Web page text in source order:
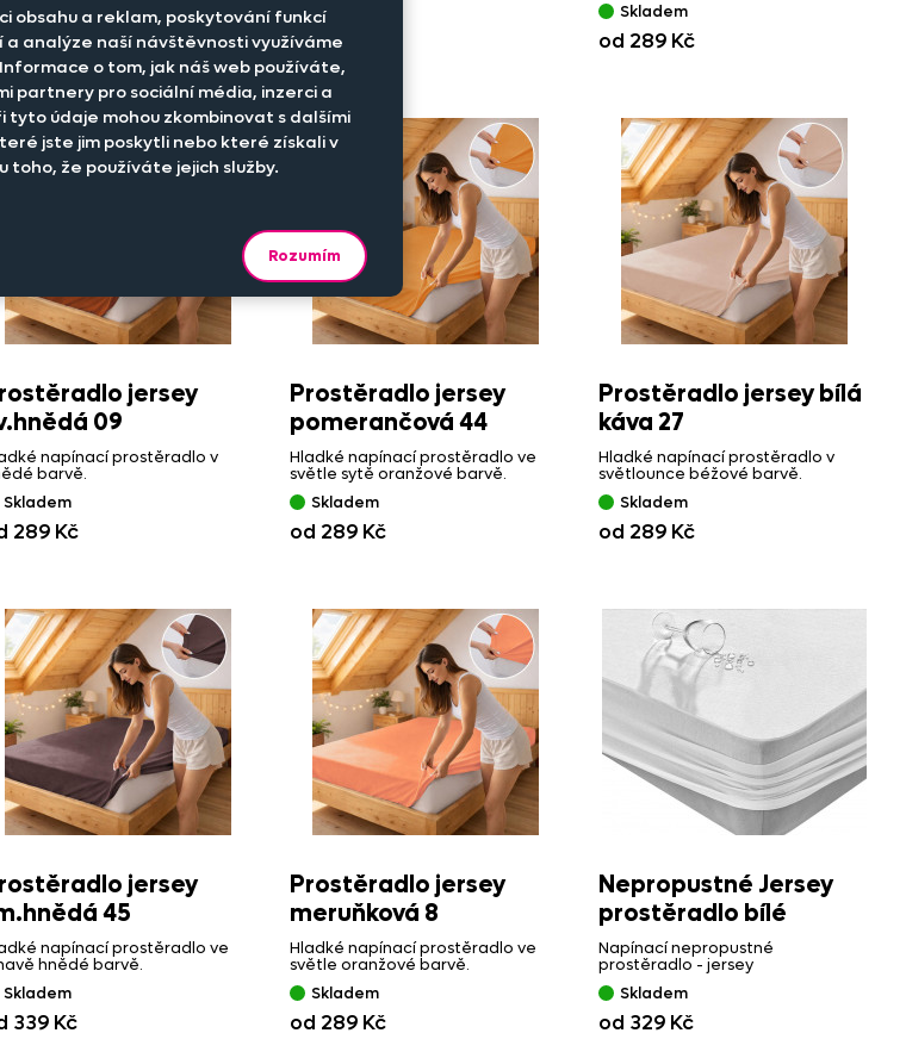
Skladem
289 Kč
Skladem
od 289 Kč
Skladem
od 289 Kč
jersey
09
napínací prostěradlo v
barvě.
Skladem
289 Kč
Prostěradlo jersey
pomerančová 44
Hladké napínací prostěradlo ve
světle sytě oranžové barvě.
Skladem
od 289 Kč
Prostěradlo jersey bílá
káva 27
Hladké napínací prostěradlo v
světlounce béžové barvě.
Skladem
od 289 Kč
jersey
45
napínací prostěradlo ve
hnědé barvě.
Skladem
339 Kč
Prostěradlo jersey
meruňková 8
Hladké napínací prostěradlo ve
světle oranžové barvě.
Skladem
od 289 Kč
Nepropustné Jersey
prostěradlo bílé
Napínací nepropustné
prostěradlo - jersey
Skladem
od 329 Kč
obsahu a reklam, poskytování funkcí
a analýze naší návštěvnosti využíváme
o tom, jak náš web používáte,
partnery pro sociální média, inzerci a
tyto údaje mohou zkombinovat s dalšími
jste jim poskytli nebo které získali v
toho, že používáte jejich služby.
Rozumím